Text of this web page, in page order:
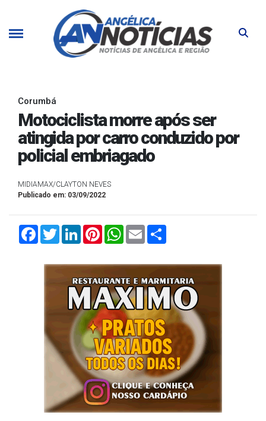
Corumbá
Motociclista morre após ser
atingida por carro conduzido por
policial embriagado
MIDIAMAX/CLAYTON NEVES
Publicado em: 03/09/2022
FacebookTwitterLinkedInPinterestWhatsApp
Email